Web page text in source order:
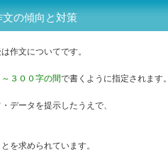
の傾向と対策
作文についてです。
３００字の間で書くように指定されます
データを提示したうえで、
を求められています。